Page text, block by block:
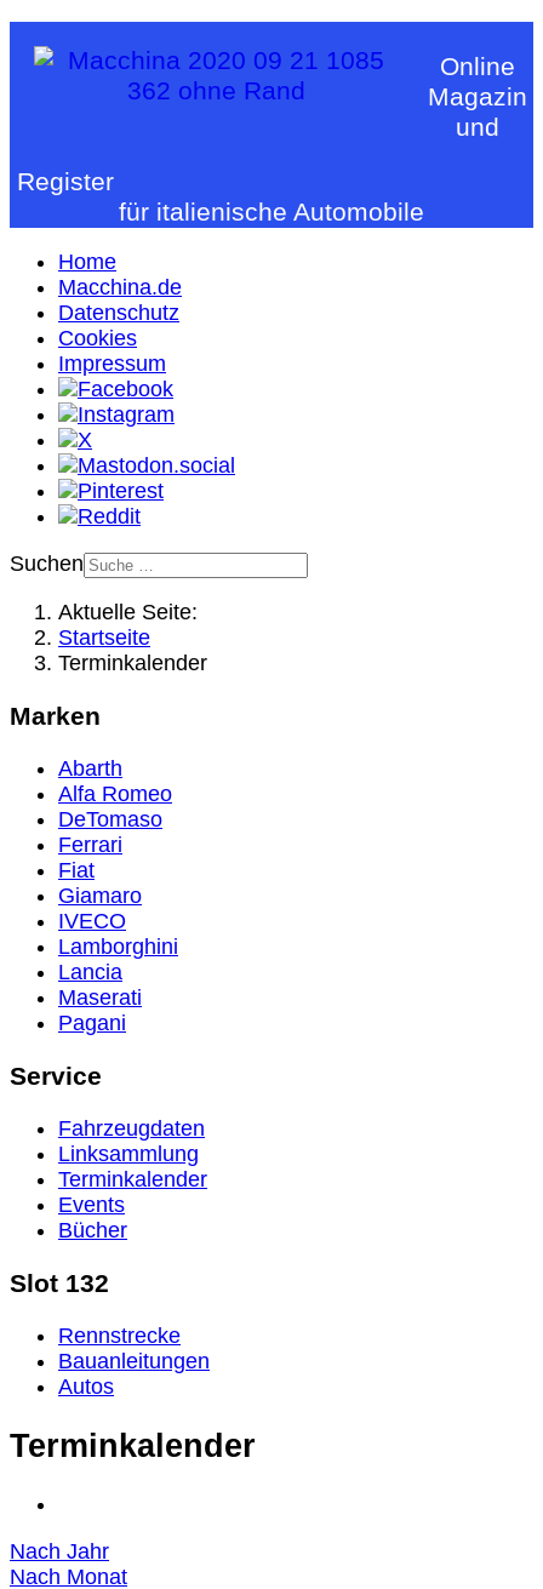
Online
Magazin
und
Register
für italienische Automobile
Home
Macchina.de
Datenschutz
Cookies
Impressum
Suchen
Aktuelle Seite:
Startseite
Terminkalender
Marken
Abarth
Alfa Romeo
DeTomaso
Ferrari
Fiat
Giamaro
IVECO
Lamborghini
Lancia
Maserati
Pagani
Service
Fahrzeugdaten
Linksammlung
Terminkalender
Events
Bücher
Slot 132
Rennstrecke
Bauanleitungen
Autos
Terminkalender
Nach Jahr
Nach Monat